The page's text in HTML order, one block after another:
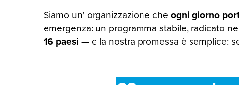
Siamo un' organizzazione che ogni giorno
emergenza: un programma stabile, radicato
16 paesi — e la nostra promessa è semplice: